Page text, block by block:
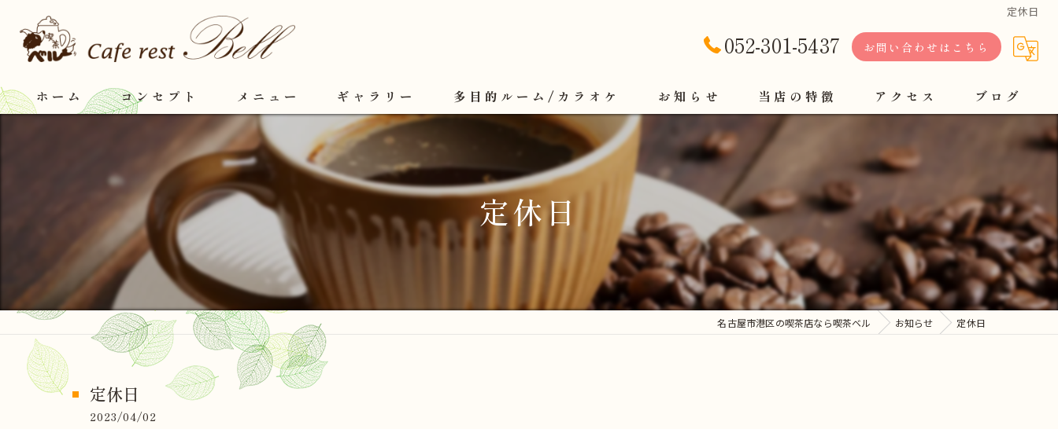
定休日
052-301-5437 お問い合わせはこちら
ホーム コンセプト メニュー ギャラリー 多目的ルーム/カラオケ お知らせ 当店の特徴
軽食
コーヒー
モーニング
ランチ
アクセス ブログ
定休日
名古屋市港区の喫茶店なら喫茶ベル お知らせ 定休日
定休日
2023/04/02